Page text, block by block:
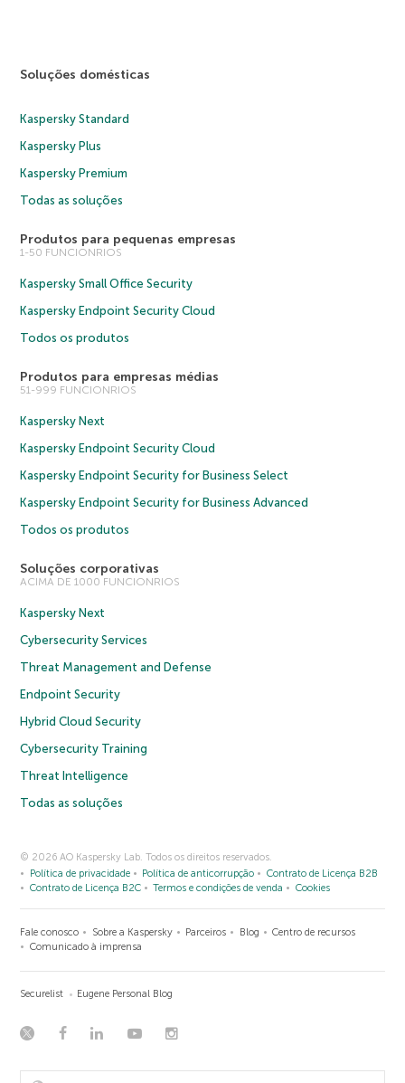
Soluções domésticas
Kaspersky Standard
Kaspersky Plus
Kaspersky Premium
Todas as soluções
Produtos para pequenas empresas
1-50 FUNCIONRIOS
Kaspersky Small Office Security
Kaspersky Endpoint Security Cloud
Todos os produtos
Produtos para empresas médias
51-999 FUNCIONRIOS
Kaspersky Next
Kaspersky Endpoint Security Cloud
Kaspersky Endpoint Security for Business Select
Kaspersky Endpoint Security for Business Advanced
Todos os produtos
Soluções corporativas
ACIMA DE 1000 FUNCIONRIOS
Kaspersky Next
Cybersecurity Services
Threat Management and Defense
Endpoint Security
Hybrid Cloud Security
Cybersecurity Training
Threat Intelligence
Todas as soluções
© 2026 AO Kaspersky Lab. Todos os direitos reservados.
Política de privacidade
Política de anticorrupção
Contrato de Licença B2B
Contrato de Licença B2C
Termos e condições de venda Cookies
Fale conosco Sobre a Kaspersky Parceiros Blog
Centro de recursos
Comunicado à imprensa
Securelist Eugene Personal Blog